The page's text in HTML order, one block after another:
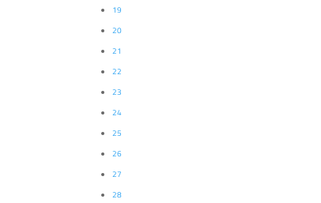
19
20
21
22
23
24
25
26
27
28